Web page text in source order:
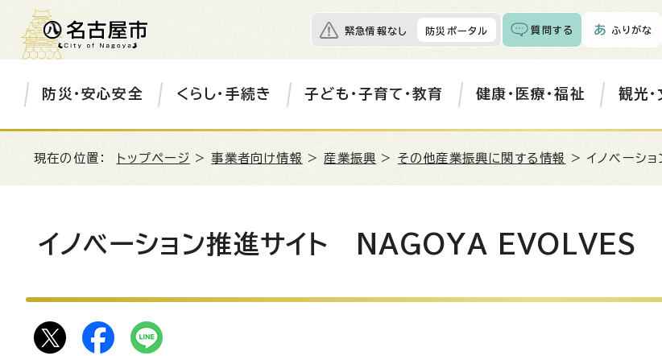
緊急情報なし 防災ポータル 質問する ふりがな
防災・安心安全 くらし・手続き 子ども・子育て・教育 健康・医療・福祉 観光
現在の位置： トップページ >事業者向け情報 > 産業振興 > その他産業振興に関する情報 > イノベーシ
イノベーション推進サイト NAGOYA EVOLVES